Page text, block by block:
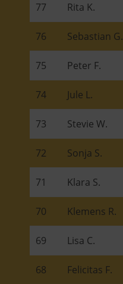
77 Rita K.
76 Sebastian G.
75 Peter F.
74 Jule L.
73 Stevie W.
72 Sonja S.
71 Klara S.
70 Klemens R.
69 Lisa C.
68 Felicitas F.